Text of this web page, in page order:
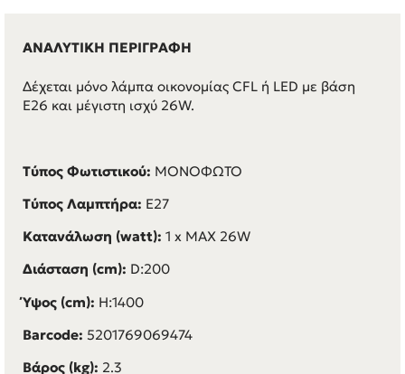
ΑΝΑΛΥΤΙΚΗ ΠΕΡΙΓΡΑΦΗ
Δέχεται μόνο λάμπα οικονομίας CFL ή LED με βάση
E26 και μέγιστη ισχύ 26W.
Τύπος Φωτιστικού: ΜΟΝΟΦΩΤΟ
Τύπος Λαμπτήρα: E27
Κατανάλωση (watt): 1 x MAX 26W
Διάσταση (cm): D:200
Ύψος (cm): H:1400
Barcode: 5201769069474
Βάρος (kg): 2.3